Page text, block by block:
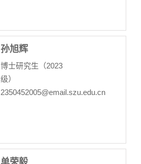
孙旭辉
博士研究生（2023
级）
2350452005@email.szu.edu.cn